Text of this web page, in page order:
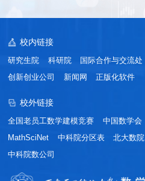
校内链接
研究生院 科研院 国际合作与交流处
创新创业公司
新闻网 正版化软件
校外链接
全国老员工数学建模竞赛 中国数学会
MathSciNet
中科院分区表 北大数院
中科院数公司